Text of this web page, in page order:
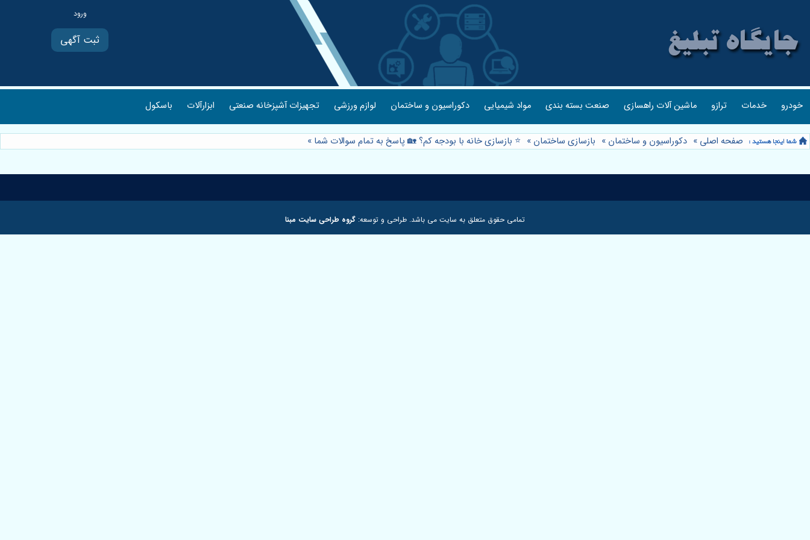
ثبت آگهی
خودرو خدمات ترازو ماشین آلات راهسازی صنعت بسته بندی مواد شیمیایی دکوراسیون و ساختمان لوازم ورزشی تجهیزات آشپزخانه صنعتی ابزارآلات باسکول
صفحه اصلی » دکوراسیون و ساختمان » بازسازی ساختمان » ⭐️ بازسازی خانه با بودجه کم؟ 🏡 پاسخ به تمام سوالات شما »
تمامی حقوق متعلق به سایت می باشد. طراحی و توسعه: گروه طراحی سایت مبنا